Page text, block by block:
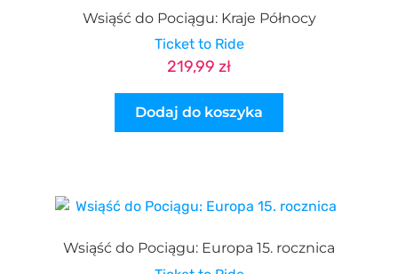
Wsiąść do Pociągu: Kraje Północy
Ticket to Ride
219,99 zł
Dodaj do koszyka
Wsiąść do Pociągu: Europa 15. rocznica